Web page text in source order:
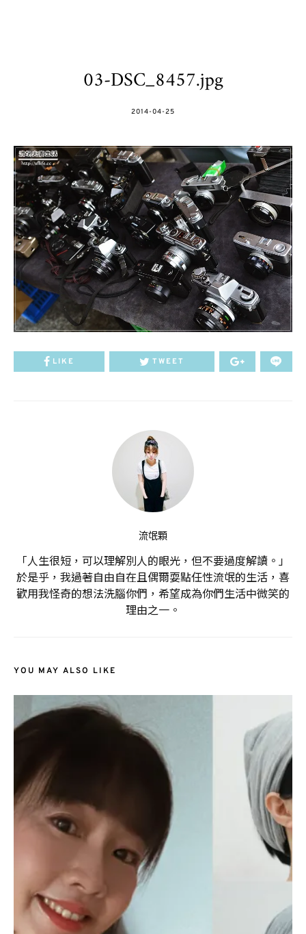
03-DSC_8457.jpg
POSTED
2014-04-25
LIKE TWEET
流氓顆
「人生很短，可以理解別人的眼光，但不要過度解讀。」
於是乎，我過著自由自在且偶爾耍點任性流氓的生活，喜
歡用我怪奇的想法洗腦你們，希望成為你們生活中微笑的
理由之一。
YOU MAY ALSO LIKE